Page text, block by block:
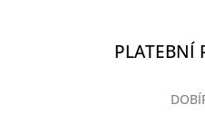
PLATEBNÍ